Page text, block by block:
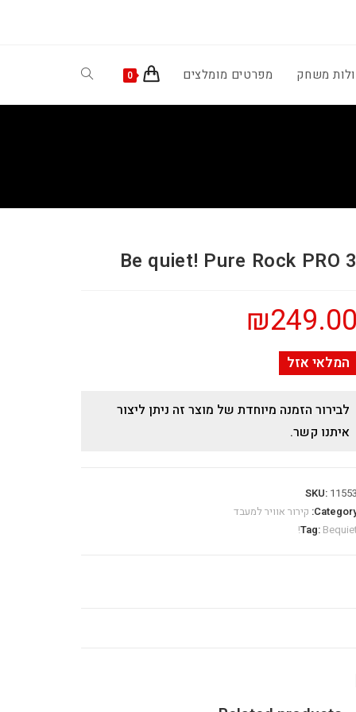
משחק מפרטים מומלצים 0
Toggle
Be quiet! Pure Rock PRO 3
₪249.00
המלאי אזל
לבירור הזמנה מיוחדת של מוצר זה ניתן ליצור
איתנו קשר.
SKU: 11553
קירור אוויר למעבד
Tag: Bequiet!